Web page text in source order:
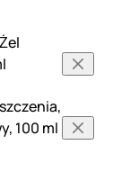
100 ml